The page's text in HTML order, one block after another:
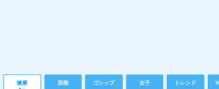
健康 芸能 ゴシップ 女子 トレンド